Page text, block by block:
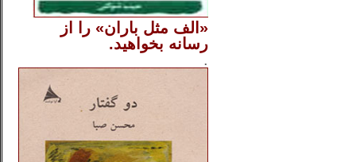
«الف مثل باران» را از
رسانه بخواهید.
.